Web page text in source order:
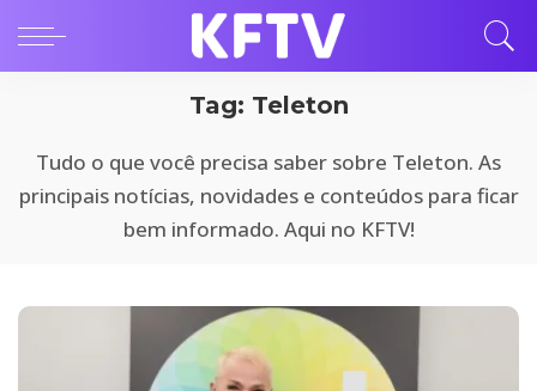
Tag: Teleton
Tudo o que você precisa saber sobre Teleton. As
principais notícias, novidades e conteúdos para ficar
bem informado. Aqui no KFTV!